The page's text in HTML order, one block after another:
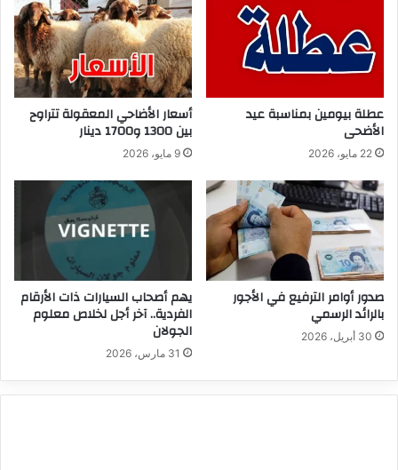
عطلة بيومين بمناسبة عيد
الأضحى
22 مايو، 2026
أسعار الأضاحي المعقولة تتراوح
بين 1300 و1700 دينار
9 مايو، 2026
صدور أوامر الترفيع في الأجور
بالرائد الرسمي
30 أبريل، 2026
يهم أصحاب السيارات ذات الأرقام
الفردية.. آخر أجل لخلاص معلوم
الجولان
31 مارس، 2026